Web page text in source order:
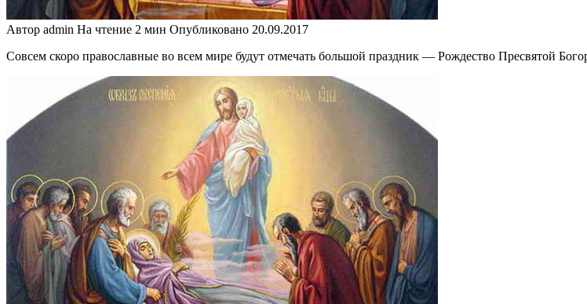
Автор admin На чтение 2 мин Опубликовано 20.09.2017
Совсем скоро православные во всем мире будут отмечать большой праздник — Рождество Пресвятой